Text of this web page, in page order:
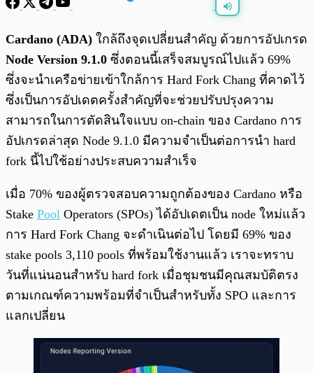
0:00
Cardano (ADA) ใกล้ถึงจุดเปลี่ยนสำคัญ ด้วยการอัปเกรด
Node Version 9.1.0 ซึ่งตอนนี้เสร็จสมบูรณ์ไปแล้ว 69%
ซึ่งจะนำเครือข่ายเข้าใกล้การ Hard Fork Chang ที่คาดไว้
ซึ่งเป็นการอัปเดตครั้งสำคัญที่จะช่วยปรับปรุงความ
สามารถในการตัดสินใจแบบ on-chain ของ Cardano การ
อัปเกรดล่าสุด Node 9.1.0 มีความจำเป็นต่อการนำ hard
fork นี้ไปใช้อย่างประสบความสำเร็จ
เมื่อ 70% ของผู้ตรวจสอบความถูกต้องของ Cardano หรือ
Stake Pool Operators (SPOs) ได้อัปเดตเป็น node ใหม่แล้ว
การ Hard Fork Chang จะดำเนินต่อไป โดยมี 69% ของ
stake pools 3,110 pools ที่พร้อมใช้งานแล้ว เราจะทราบ
วันที่แน่นอนสำหรับ hard fork เมื่อชุมชนมีคุณสมบัติตรง
ตามเกณฑ์ความพร้อมที่จำเป็นสำหรับทั้ง SPO และการ
แลกเปลี่ยน